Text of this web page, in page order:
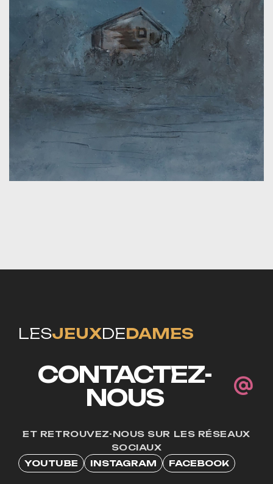
LESJEUXDEDAMES
CONTACTEZ-
NOUS
ET RETROUVEZ-NOUS SUR LES RÉSEAUX
SOCIAUX
YOUTUBE
INSTAGRAM FACEBOOK